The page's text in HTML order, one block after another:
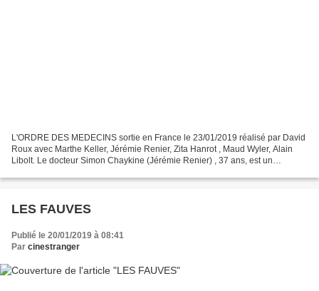
L'ORDRE DES MEDECINS sortie en France le 23/01/2019 réalisé par David
Roux avec Marthe Keller, Jérémie Renier, Zita Hanrot , Maud Wyler, Alain
Libolt. Le docteur Simon Chaykine (Jérémie Renier) , 37 ans, est un
LES FAUVES
Publié le 20/01/2019 à 08:41
Par cinestranger